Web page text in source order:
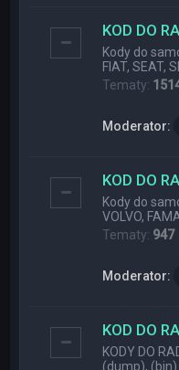
KOD DO
Kody do
FIAT, SEAT,
Tematy:
Moderator:
KOD DO
Kody do
VOLVO,
Tematy: 947
Moderator:
KOD DO
KODY DO
(dump), (bin)